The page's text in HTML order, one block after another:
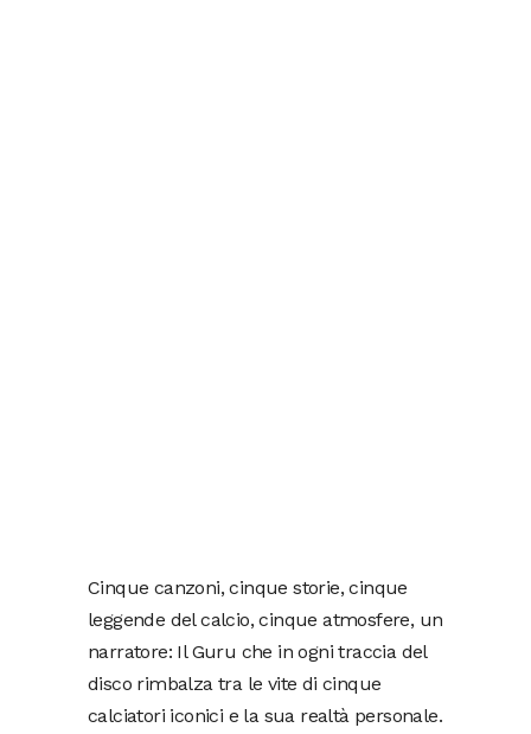
Cinque canzoni, cinque storie, cinque
leggende del calcio, cinque atmosfere, un
narratore: Il Guru che in ogni traccia del
disco rimbalza tra le vite di cinque
calciatori iconici e la sua realtà personale.